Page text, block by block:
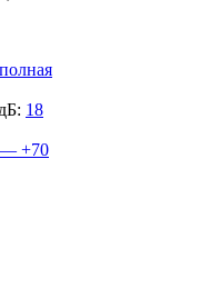
полная
: 18
+70